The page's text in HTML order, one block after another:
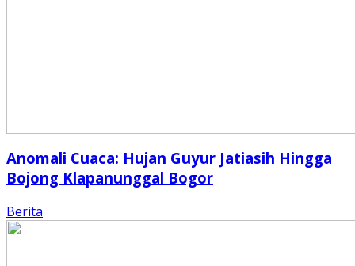
Anomali Cuaca: Hujan Guyur Jatiasih Hingga
Bojong Klapanunggal Bogor
Berita